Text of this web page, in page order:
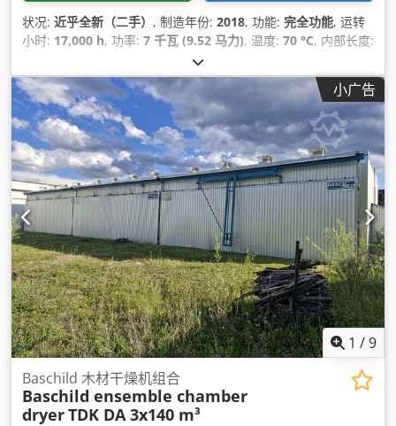
状况: 近乎全新（二手） , 制造年份: 2018, 功能: 完全功能, 运转
小时: 17,000 h, 功率: 7 千瓦 (9.52 马力), 温度: 70 °C, 内部长度:
, 内部高度:
PLC 控制, 驱动类型:电动, 设备:CE标志,
小广告
1 /9
Baschild 木材干燥机组合
Baschild ensemble chamber
dryerTDK DA 3x140 m³